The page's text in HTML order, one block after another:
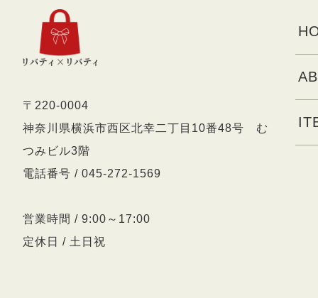
〒220-0004
神奈川県横浜市西区北幸二丁目10番48号 む
つみビル3階
電話番号 / 045-272-1569
営業時間 / 9:00～17:00
定休日 / 土日祝